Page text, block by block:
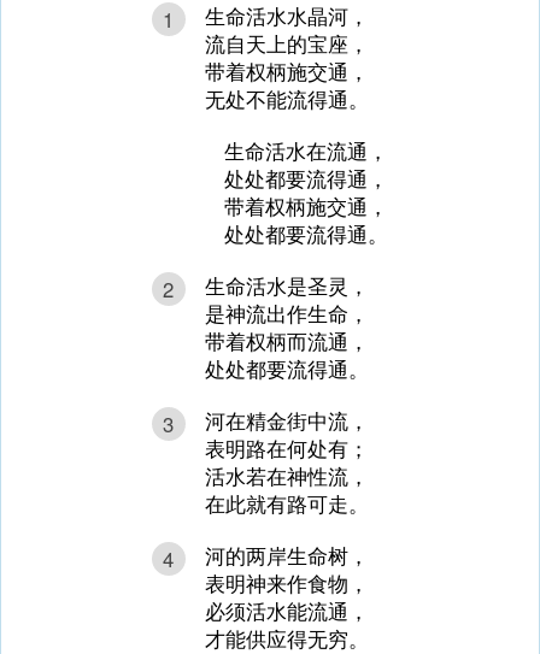
1
生命活水水晶河，
流自天上的宝座，
带着权柄施交通，
无处不能流得通。
生命活水在流通，
处处都要流得通，
带着权柄施交通，
处处都要流得通。
2
生命活水是圣灵，
是神流出作生命，
带着权柄而流通，
处处都要流得通。
3
河在精金街中流，
表明路在何处有；
活水若在神性流，
在此就有路可走。
4
河的两岸生命树，
表明神来作食物，
必须活水能流通，
才能供应得无穷。